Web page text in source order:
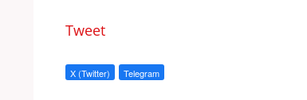
Tweet
X (Twitter) Telegram